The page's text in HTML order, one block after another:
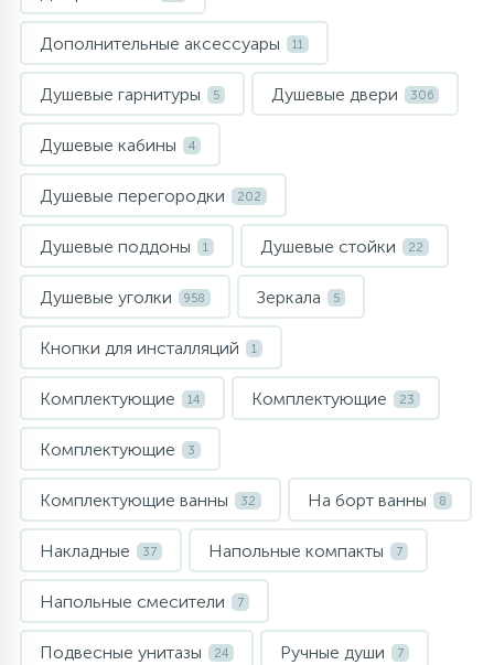
Комплектующие
На борт ванны
Ручные души
Верхние души
Дополнительные аксессуары
Душевые стойки
Душевые гарнитуры
Напольные смесители
10
Душевые системы
Щетки для унитаза
Дополнительные аксессуары 11
Душевые гарнитуры 5 Душевые двери 306
Душевые кабины 4
Душевые перегородки 202
Душевые поддоны 1 Душевые стойки 22
Душевые уголки 958 Зеркала 5
Кнопки для инсталляций 1
Комплектующие 14 Комплектующие 23
Комплектующие 3
Комплектующие ванны 32 На борт ванны 8
Накладные 37 Напольные компакты 7
Напольные смесители 7
Подвесные унитазы 24 Ручные души 7